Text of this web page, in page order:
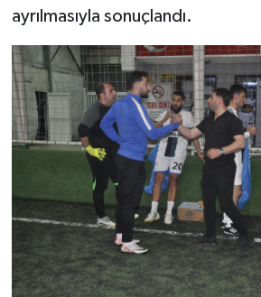
ayrılmasıyla sonuçlandı.